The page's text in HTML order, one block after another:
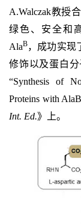
A.Walczak教授
绿色、安全和
AlaB，成功实现
修饰以及蛋白
“Synthesis of
Proteins with
Int. Ed.》上。